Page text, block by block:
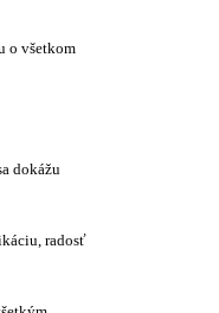
o všetkom
dokážu
radosť